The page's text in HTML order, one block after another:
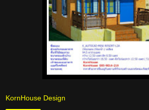
KornHouse Design